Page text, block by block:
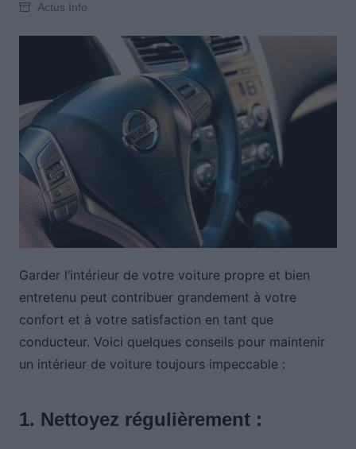
Actus Info
Garder l’intérieur de votre voiture propre et bien
entretenu peut contribuer grandement à votre
confort et à votre satisfaction en tant que
conducteur. Voici quelques conseils pour maintenir
un intérieur de voiture toujours impeccable :
1. Nettoyez régulièrement :